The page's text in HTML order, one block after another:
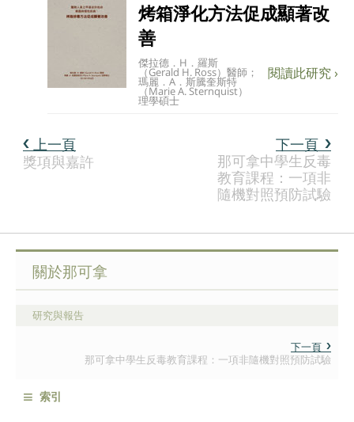
烤箱淨化方法促成顯著改
善
傑拉德．H．羅斯
（Gerald H. Ross）醫師；
瑪麗．A．斯騰奎斯特
（Marie A. Sternquist）
理學碩士
下一頁
那可拿中學生反毒
教育課程：一項非
隨機對照預防試驗
上一頁
獎項與嘉許
關於那可拿
研究與報告
下一頁
那可拿中學生反毒教育課程：一項非隨機對照預防試驗
≡ 索引